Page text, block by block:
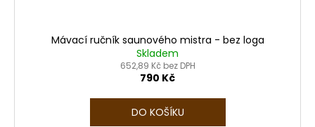
Mávací ručník saunového mistra - bez loga
Skladem
652,89 Kč bez DPH
790 Kč
DO KOŠÍKU